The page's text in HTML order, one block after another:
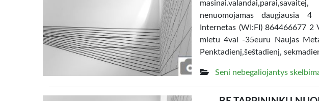
nenuomojamas daugiausia 4
Internetas (WI:FI) 864466677
mietu 4val -35euru Naujas
Penktadienį,šeštadienį,
Seni nebegaliojantys